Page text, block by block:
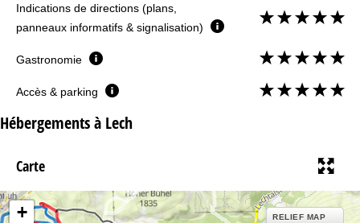
Indications de directions (plans,
panneaux informatifs & signalisation)
Gastronomie
Accès & parking
Hébergements à Lech
Carte
+ RELIEF MAP